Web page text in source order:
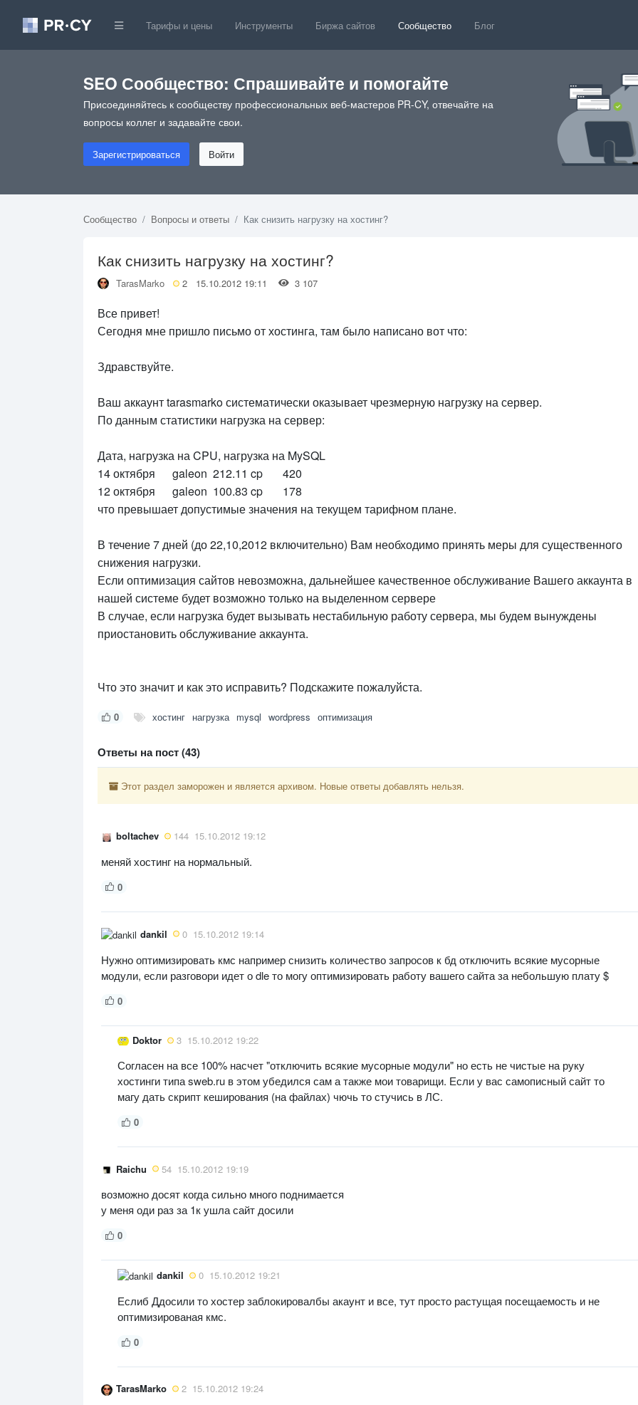
Тарифы и цены Инструменты Биржа сайтов Сообщество Блог
SEO Сообщество: Спрашивайте и помогайте
Присоединяйтесь к сообществу профессиональных веб-мастеров PR-CY, отвечайте на
вопросы коллег и задавайте свои.
Зарегистрироваться Войти
Сообщество Вопросы и ответы Как снизить нагрузку на хостинг?
Как снизить нагрузку на хостинг?
TarasMarko 2 15.10.2012 19:11 3 107
Все привет!
Сегодня мне пришло письмо от хостинга, там было написано вот что:
Здравствуйте.
Ваш аккаунт tarasmarko систематически оказывает чрезмерную нагрузку на сервер.
По данным статистики нагрузка на сервер:
Дата, нагрузка на CPU, нагрузка на MySQL
14 октября galeon 212.11 cp 420
12 октября galeon 100.83 cp 178
что превышает допустимые значения на текущем тарифном плане.
В течение 7 дней (до 22,10,2012 включительно) Вам необходимо принять меры для существенного
снижения нагрузки.
Если оптимизация сайтов невозможна, дальнейшее качественное обслуживание Вашего аккаунта в
нашей системе будет возможно только на выделенном сервере
В случае, если нагрузка будет вызывать нестабильную работу сервера, мы будем вынуждены
приостановить обслуживание аккаунта.
Что это значит и как это исправить? Подскажите пожалуйста.
0 хостинг нагрузка mysql wordpress оптимизация
Ответы на пост (43)
Этот раздел заморожен и является архивом. Новые ответы добавлять нельзя.
boltachev 144 15.10.2012 19:12
меняй хостинг на нормальный.
0
dankil 0 15.10.2012 19:14
Нужно оптимизировать кмс например снизить количество запросов к бд отключить всякие мусорные
модули, если разговори идет о dle то могу оптимизировать работу вашего сайта за небольшую плату $
0
Doktor 3 15.10.2012 19:22
Согласен на все 100% насчет "отключить всякие мусорные модули" но есть не чистые на руку
хостинги типа sweb.ru в этом убедился сам а также мои товарищи. Если у вас самописный сайт то
магу дать скрипт кеширования (на файлах) чючь то стучись в ЛС.
0
Raichu 54 15.10.2012 19:19
возможно досят когда сильно много поднимается
у меня оди раз за 1к ушла сайт досили
0
dankil 0 15.10.2012 19:21
Еслиб Ддосили то хостер заблокировалбы акаунт и все, тут просто растущая посещаемость и не
оптимизированая кмс.
0
TarasMarko 2 15.10.2012 19:24